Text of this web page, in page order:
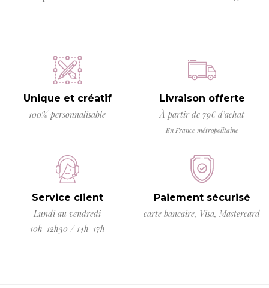
Unique et créatif
100% personnalisable
Livraison offerte
À partir de 79€ d’achat
En France métropolitaine
Service client
Lundi au vendredi
10h-12h30 / 14h-17h
Paiement sécurisé
carte bancaire, Visa, Mastercard